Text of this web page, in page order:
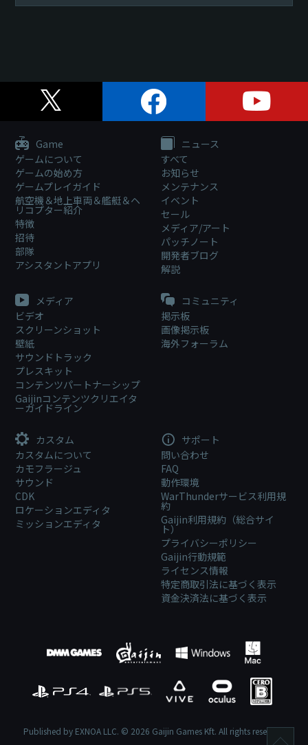
Game
ゲームについて
ゲームの始め方
ゲームプレイガイド
航空機＆地上車両＆艦艇＆ヘ
リコプター紹介
特徴
招待
部隊
アシスタントアプリ
ニュース
すべて
お知らせ
メンテナンス
イベント
セール
メディア/アート
パッチノート
開発者ブログ
解説
メディア
ビデオ
スクリーンショット
壁紙
サウンドトラック
プレスキット
コンテンツパートナーシップ
Gaijinコンテンツクリエイタ
ーガイドライン
コミュニティ
掲示板
画像掲示板
海外フォーラム
カスタム
カスタムについて
カモフラージュ
サウンド
CDK
ロケーションエディタ
ミッションエディタ
サポート
問い合わせ
FAQ
動作環境
WarThunderサービス利用規
約
Gaijin利用規約（総合サイ
ト）
プライバシーポリシー
Gaijin行動規範
ライセンス情報
特定商取引法に基づく表示
資金決済法に基づく表示
Published by EXNOA LLC. © 2026 Gaijin Games Kft. All rights reserved.